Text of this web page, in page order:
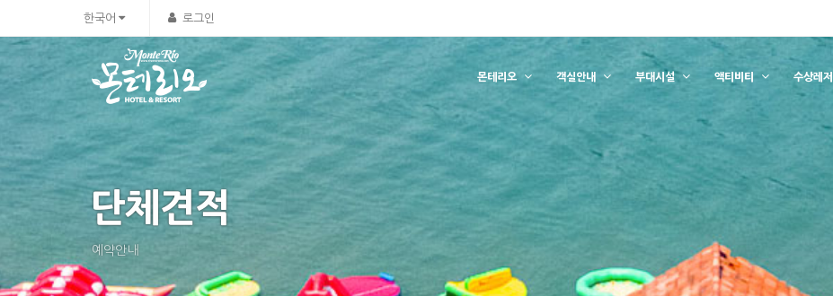
한국어 로그인
몬테리오 객실안내 부대시설 액티비티 수상레저
단체견적
예약안내
Sketchbook5, 스케치북5